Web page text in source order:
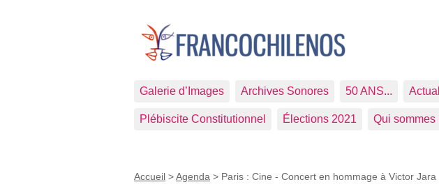
Galerie d’Images Archives Sonores 50 ANS...
Plébiscite Constitutionnel Élections 2021 Qui sommes
Accueil >Agenda > Paris : Cine - Concert en hommage à Victor Jara